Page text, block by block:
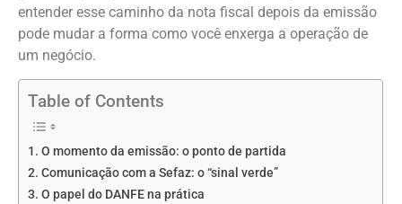
entender esse caminho da nota fiscal depois da emissão
pode mudar a forma como você enxerga a operação de
um negócio.
Table of Contents
O momento da emissão: o ponto de partida
Comunicação com a Sefaz: o “sinal verde”
O papel do DANFE na prática